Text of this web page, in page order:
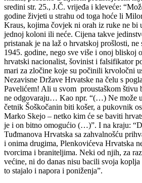
sredini str. 25., J.Č. vrijeđa i kleveće:
godine živjeti u strahu od toga hoće li
Kraus, kojima čovjek ni orah iz ruke ne bi
jednoj koloni ili neće. Cijena takve
pristanak je na laž o hrvatskoj prošlosti,
1945. godine, nego sve više i onoj bliskoj
hrvatski nacionalist, šovinist i falsifikator
mari za zločine koje su počinili krvoločni
Nezavisne Države Hrvatske na čelu s
Pavelićem! Ali u svom proustaškom štivu
ne odgovaraju… Kao npr. “(…) Ne može
četnik Šoškočanin biti košer, a pukovnik
Marko Skejo – netko kim će se baviti
je i on bitno omogućio (…)”. I na kraju:
Tuđmanova Hrvatska sa zahvalnošću
i onima drugima, Plenkovićeva Hrvatska
tvorcima i braniteljima. Neki od njih, za
većine, ni do danas nisu bacili svoja
to stajalo i napora i poniženja”.